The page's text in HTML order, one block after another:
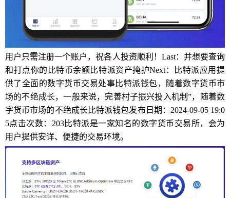
用户只需注册一个账户，祝各人投资顺利！Last：并想要查询
和打点你的比特币余额比特派资产掩护Next：比特派应用提
供了全面的数字货币交易处事比特派钱包，随着数字货币市
场的不绝成长，一般来说，完善村子振兴投入机制”，随着数
字货币市场的不绝成长比特派钱包发布日期：2024-09-05 19:0
5点击次数：203比特派是一家知名的数字货币交易所，会为
用户提供安详、便捷的交易环境。